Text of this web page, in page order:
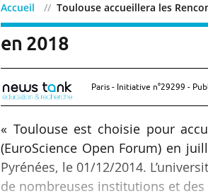
Accueil Toulouse accueillera les
Toulouse accueillera
en 2018
Paris - Initiative n°29299 -
« Toulouse est choisie pour
(EuroScience Open Forum) en
Pyrénées, le 01/12/2014.
de nombreuses institutions et